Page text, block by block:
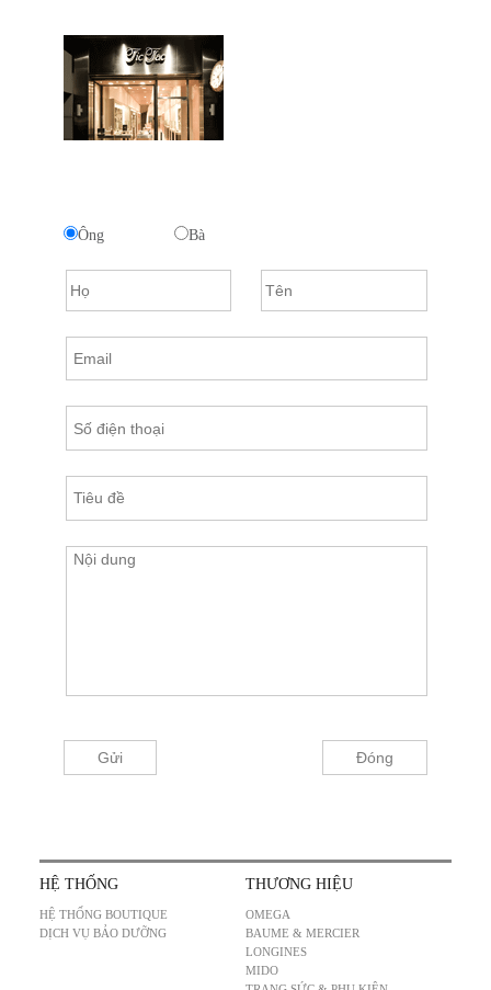
Ông Bà
HỆ THỐNG
HỆ THỐNG BOUTIQUE
DỊCH VỤ BẢO DƯỠNG
THƯƠNG HIỆU
OMEGA
BAUME & MERCIER
LONGINES
MIDO